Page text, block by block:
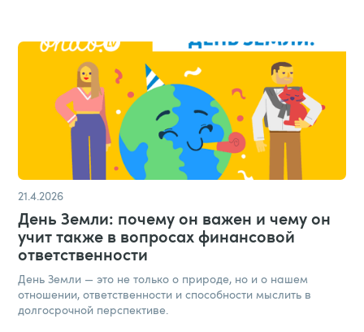
21.4.2026
День Земли: почему он важен и чему он
учит также в вопросах финансовой
ответственности
День Земли — это не только о природе, но и о нашем
отношении, ответственности и способности мыслить в
долгосрочной перспективе.